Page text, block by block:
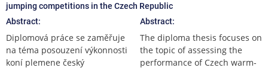
jumping competitions in the Czech Republic
Abstract:
Diplomová práce se zaměřuje
na téma posouzení výkonnosti
koní plemene český
Abstract:
The diploma thesis focuses on
the topic of assessing the
performance of Czech warm-